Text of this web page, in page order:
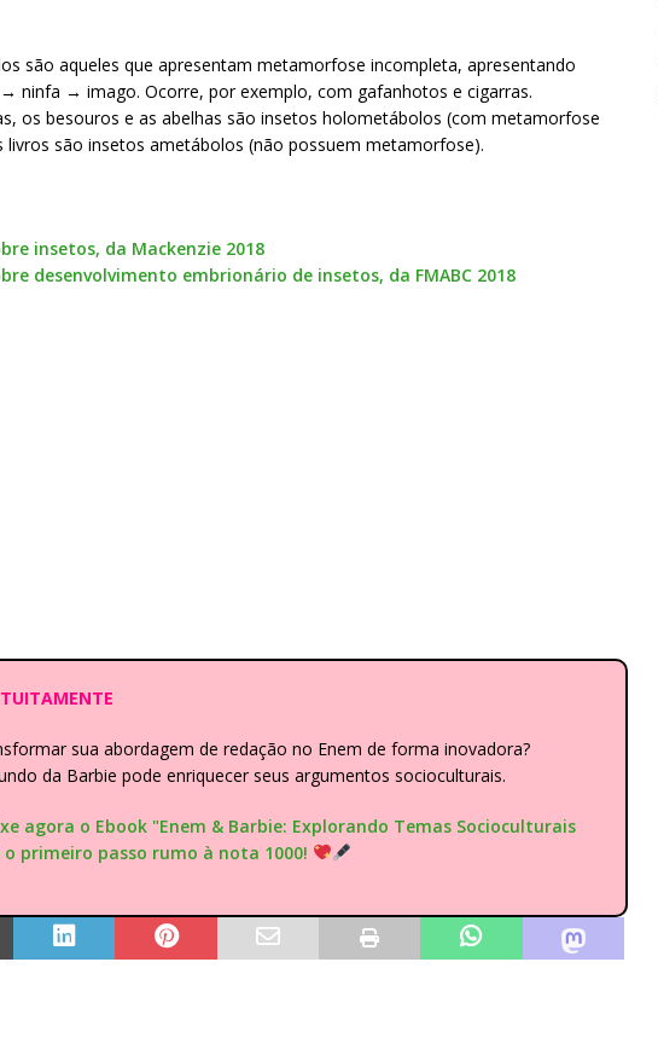
são aqueles que apresentam metamorfose incompleta, apresentando
ninfa → imago. Ocorre, por exemplo, com gafanhotos e cigarras.
os besouros e as abelhas são insetos holometábolos (com metamorfose
livros são insetos ametábolos (não possuem metamorfose).
insetos, da Mackenzie 2018
desenvolvimento embrionário de insetos, da FMABC 2018
sua abordagem de redação no Enem de forma inovadora?
da Barbie pode enriquecer seus argumentos socioculturais.
agora o Ebook "Enem & Barbie: Explorando Temas Socioculturais
o primeiro passo rumo à nota 1000!